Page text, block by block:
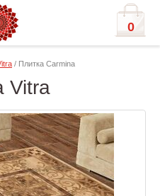
0
/ Плитка Carmina
Vitra